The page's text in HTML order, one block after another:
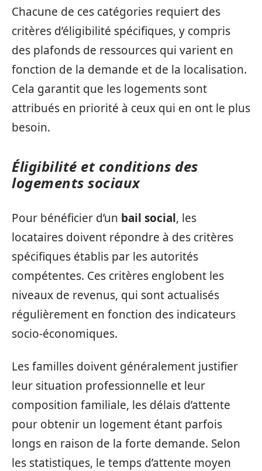
Chacune de ces catégories requiert des
critères d’éligibilité spécifiques, y compris
des plafonds de ressources qui varient en
fonction de la demande et de la localisation.
Cela garantit que les logements sont
attribués en priorité à ceux qui en ont le plus
besoin.
Éligibilité et conditions des
logements sociaux
Pour bénéficier d’un bail social, les
locataires doivent répondre à des critères
spécifiques établis par les autorités
compétentes. Ces critères englobent les
niveaux de revenus, qui sont actualisés
régulièrement en fonction des indicateurs
socio-économiques.
Les familles doivent généralement justifier
leur situation professionnelle et leur
composition familiale, les délais d’attente
pour obtenir un logement étant parfois
longs en raison de la forte demande. Selon
les statistiques, le temps d’attente moyen